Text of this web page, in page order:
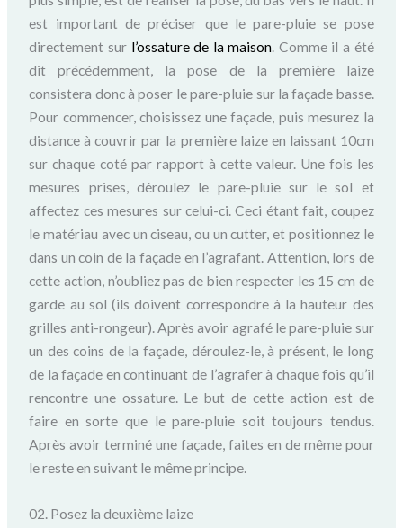
est important de préciser que le pare-pluie se pose
directement sur l’ossature de la maison. Comme il a été
dit précédemment, la pose de la première laize
consistera donc à poser le pare-pluie sur la façade basse.
Pour commencer, choisissez une façade, puis mesurez la
distance à couvrir par la première laize en laissant 10cm
sur chaque coté par rapport à cette valeur. Une fois les
mesures prises, déroulez le pare-pluie sur le sol et
affectez ces mesures sur celui-ci. Ceci étant fait, coupez
le matériau avec un ciseau, ou un cutter, et positionnez le
dans un coin de la façade en l’agrafant. Attention, lors de
cette action, n’oubliez pas de bien respecter les 15 cm de
garde au sol (ils doivent correspondre à la hauteur des
grilles anti-rongeur). Après avoir agrafé le pare-pluie sur
un des coins de la façade, déroulez-le, à présent, le long
de la façade en continuant de l’agrafer à chaque fois qu’il
rencontre une ossature. Le but de cette action est de
faire en sorte que le pare-pluie soit toujours tendus.
Après avoir terminé une façade, faites en de même pour
le reste en suivant le même principe.
02. Posez la deuxième laize